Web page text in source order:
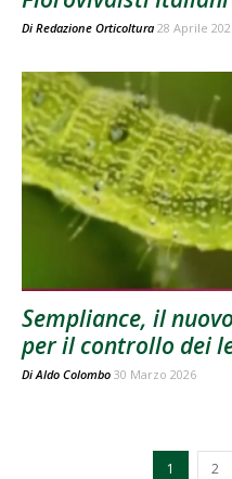
Di Redazione Orticoltura 28 Aprile
Sempliance, il
per il controllo dei
Di Aldo Colombo 30 Marzo 2026
1 2